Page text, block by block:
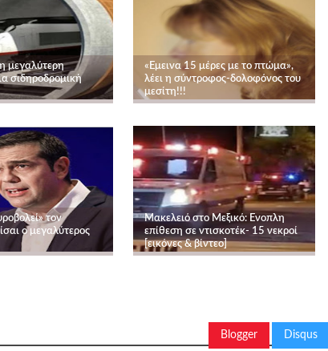
μεγαλύτερη
σιδηροδρομική
«Εμεινα 15 μέρες με το πτώμα»,
λέει η σύντροφος-δολοφόνος του
μεσίτη!!!
τον
ο μεγαλύτερος
Μακελειό στο Μεξικό: Ενοπλη
επίθεση σε ντισκοτέκ- 15 νεκροί
[εικόνες & βίντεο]
Blogger Disqus